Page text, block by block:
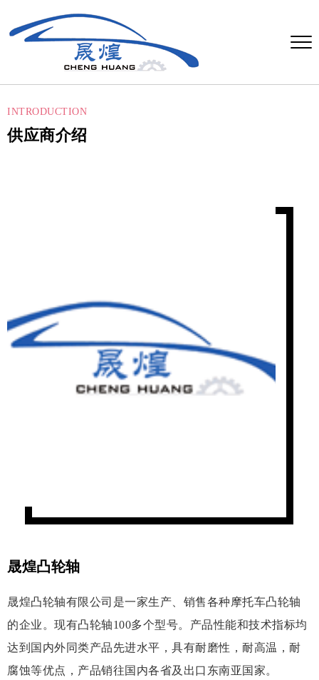
INTRODUCTION
供应商介绍
晟煌凸轮轴
晟煌凸轮轴有限公司是一家生产、销售各种摩托车凸轮轴
的企业。现有凸轮轴100多个型号。产品性能和技术指标均
达到国内外同类产品先进水平，具有耐磨性，耐高温，耐
腐蚀等优点，产品销往国内各省及出口东南亚国家。